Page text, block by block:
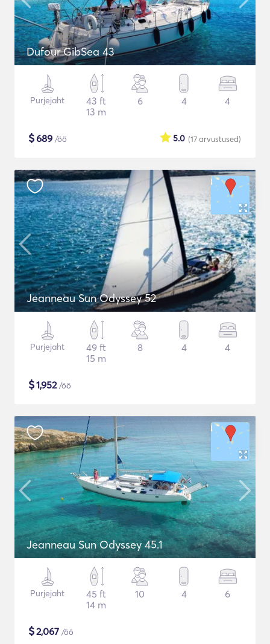
Dufour GibSea 43
Purjejaht
43 ft
13 m
6 4 4
$689 /öö (17arvustused)
5.0
Jeanneau Sun Odyssey 52
Purjejaht
49 ft
15 m
8 4 4
$1,952/öö
Jeanneau Sun Odyssey 45.1
Purjejaht
45 ft
14 m
10 4 6
$2,067 /öö